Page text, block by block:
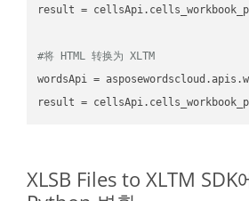
result =
#将 HTML 转换为 XLTM
wordsApi =
result =
XLSB Files to XLTM SDK